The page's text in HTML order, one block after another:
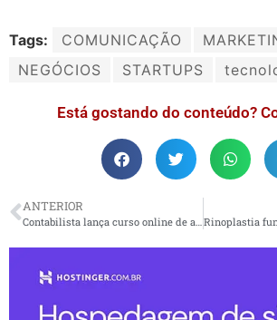
Tags: COMUNICAÇÃO
NEGÓCIOS
STARTUPS
Está gostando do conteúdo?
ANTERIOR